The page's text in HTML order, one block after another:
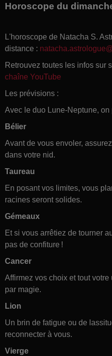
Horoscope du
L'horoscope de Natacha S.
distance :
Retrouvez toutes les infos sur
chaîne YouTube
Les prévisions :
Avec le duo Lune-Neptune,
Bélier
Avant de vous envoler,
dans votre nid.
Taureau
En posant vos limites, vous
racines seront solides.
Gémeaux
Et si vous arrêtiez de tourner
pas de confiture !
Cancer
Affirmez vos choix et tout
par magie.
Lion
Un brin de fatigue ou de
reconnecter à vous.
Vierge